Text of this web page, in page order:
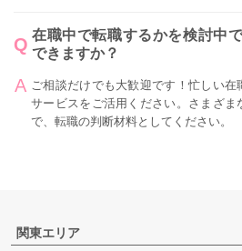
在職中で転職するかを検討中
できますか？
ご相談だけでも大歓迎です！忙しい
サービスをご活用ください。さまざ
で、転職の判断材料としてください。
関東エリア